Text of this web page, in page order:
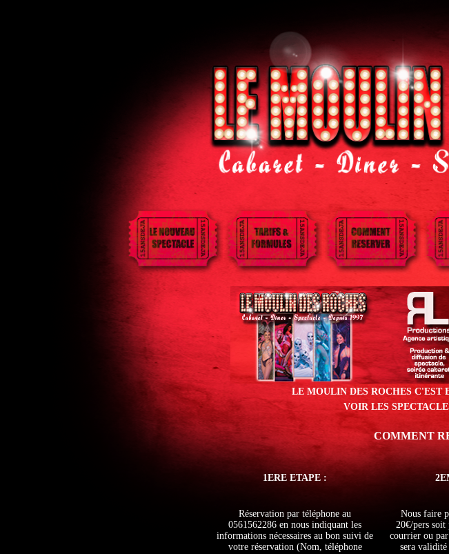
LE MOULIN DES ROCHES C'EST
VOIR LES
COMMENT
1ERE ETAPE :
Réservation par téléphone au
0561562286 en nous indiquant les
informations nécessaires au bon suivi de
votre réservation (Nom, téléphone
Nous faire
20€/pers soit
courrier ou
sera